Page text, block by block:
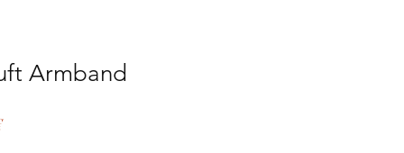
Armband
Sale-